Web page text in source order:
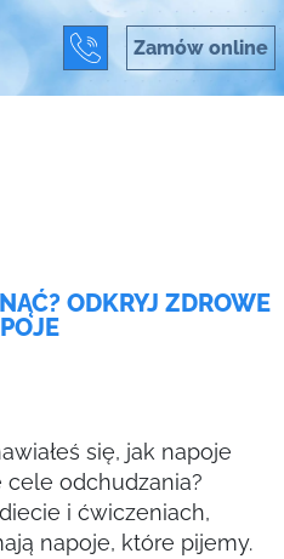
Zamów online
ODKRYJ ZDROWE
się, jak napoje
cele odchudzania?
i ćwiczeniach,
napoje, które pijemy.